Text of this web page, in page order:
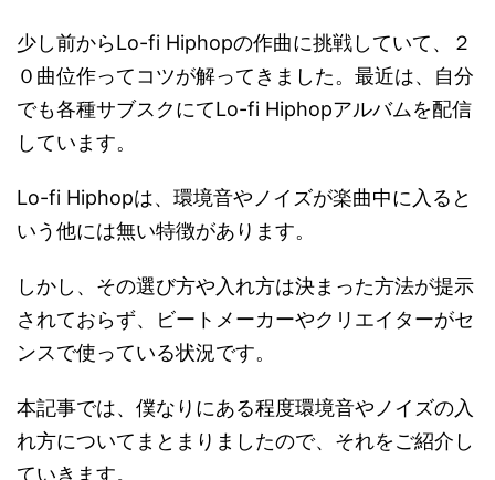
少し前からLo-fi Hiphopの作曲に挑戦していて、２
０曲位作ってコツが解ってきました。最近は、自分
でも各種サブスクにてLo-fi Hiphopアルバムを配信
しています。
Lo-fi Hiphopは、環境音やノイズが楽曲中に入ると
いう他には無い特徴があります。
しかし、その選び方や入れ方は決まった方法が提示
されておらず、ビートメーカーやクリエイターがセ
ンスで使っている状況です。
本記事では、僕なりにある程度環境音やノイズの入
れ方についてまとまりましたので、それをご紹介し
ていきます。